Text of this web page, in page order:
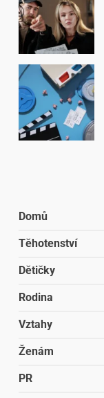
Domů
Těhotenství
Dětičky
Rodina
Vztahy
Ženám
PR